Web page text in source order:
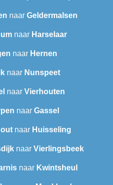
naar Geldermalsen
naar Harselaar
naar Hernen
naar Nunspeet
naar Vierhouten
naar Gassel
naar Huisseling
naar Vierlingsbeek
naar Kwintsheul